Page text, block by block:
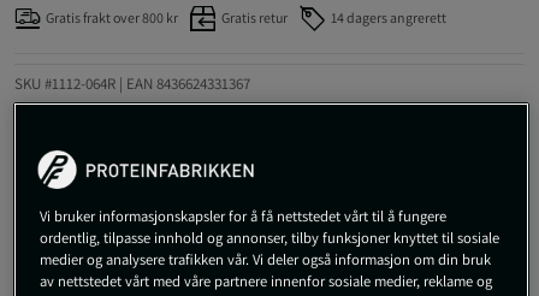
Gratis frakt over 800 kr Gratis retur 14 dagers angrerett
SKU #1112-064R | EAN 8436624331367
karbonfiber for maksimalt feste og kontroll under krevende
Cross Training.
Les mer
Vi bruker informasjonskapsler for å få nettstedet vårt til å fungere
ordentlig, tilpasse innhold og annonser, tilby funksjoner knyttet til sosiale
medier og analysere trafikken vår. Vi deler også informasjon om din bruk
av nettstedet vårt med våre partnere innenfor sosiale medier, reklame og